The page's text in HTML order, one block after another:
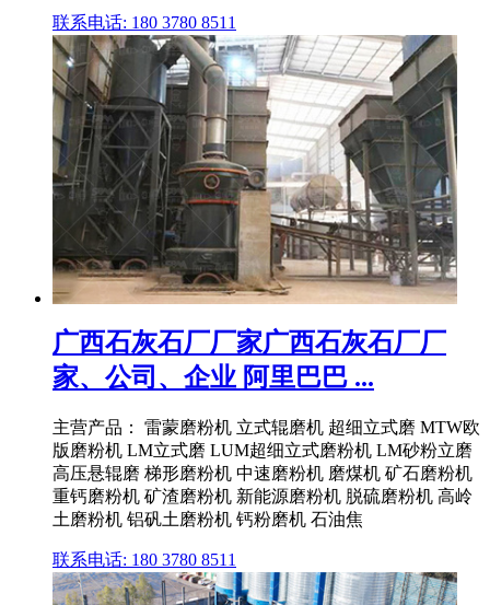
联系电话: 180 3780 8511
广西石灰石厂厂家广西石灰石厂厂
家、公司、企业 阿里巴巴 ...
主营产品： 雷蒙磨粉机 立式辊磨机 超细立式磨 MTW欧
版磨粉机 LM立式磨 LUM超细立式磨粉机 LM砂粉立磨
高压悬辊磨 梯形磨粉机 中速磨粉机 磨煤机 矿石磨粉机
重钙磨粉机 矿渣磨粉机 新能源磨粉机 脱硫磨粉机 高岭
土磨粉机 铝矾土磨粉机 钙粉磨机 石油焦
联系电话: 180 3780 8511